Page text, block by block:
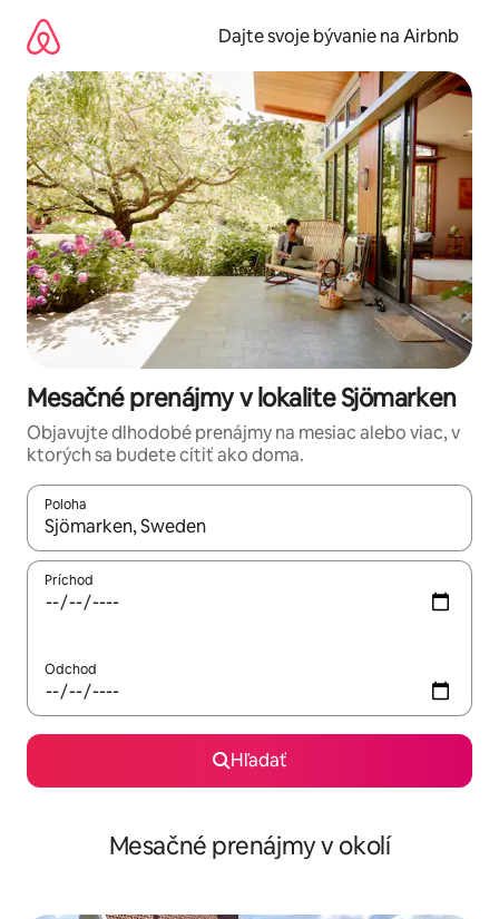
obsah.
Dajte svoje bývanie na Airbnb
Mesačné prenájmy v lokalite Sjömarken
Objavujte dlhodobé prenájmy na mesiac alebo viac, v
ktorých sa budete cítiť ako doma.
Poloha
Keď budú výsledky k dispozícii, môžete si ich prechádzať
Príchod
Odchod
Hľadať
Mesačné prenájmy v okolí